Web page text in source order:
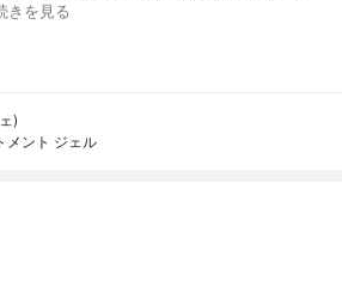
きを見る
)
メント ジェル